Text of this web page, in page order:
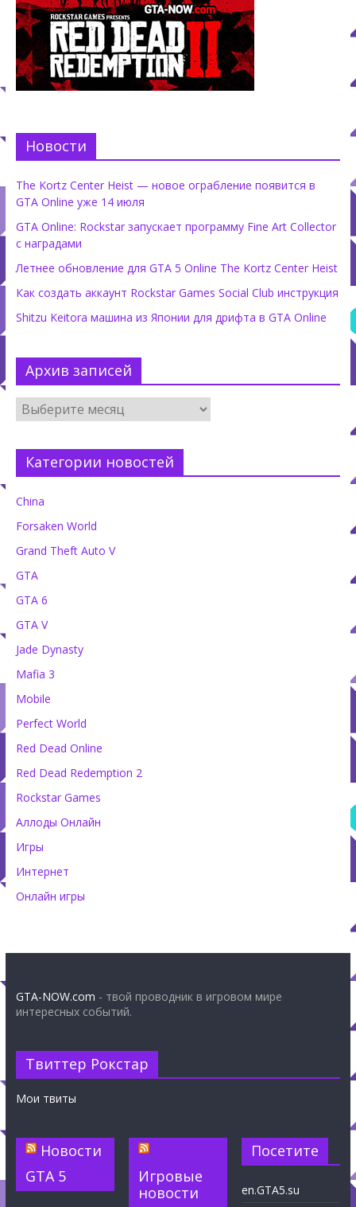
Новости
The Kortz Center Heist — новое ограбление появится в
GTA Online уже 14 июля
GTA Online: Rockstar запускает программу Fine Art Collector
с наградами
Летнее обновление для GTA 5 Online The Kortz Center Heist
Как создать аккаунт Rockstar Games Social Club инструкция
Shitzu Keitora машина из Японии для дрифта в GTA Online
Архив записей
Категории новостей
China
Forsaken World
Grand Theft Auto V
GTA
GTA 6
GTA V
Jade Dynasty
Mafia 3
Mobile
Perfect World
Red Dead Online
Red Dead Redemption 2
Rockstar Games
Аллоды Онлайн
Игры
Интернет
Онлайн игры
GTA-NOW.com - твой проводник в игровом мире
интересных событий.
Твиттер Рокстар
Мои твиты
Новости
GTA 5
Игровые
новости
Посетите
en.GTA5.su